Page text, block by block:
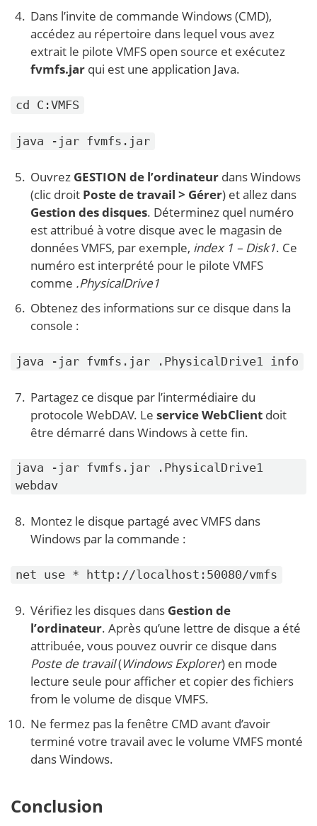
Dans l’invite de commande Windows (CMD),
accédez au répertoire dans lequel vous avez
extrait le pilote VMFS open source et exécutez
fvmfs.jar qui est une application Java.
cd C:VMFS
java -jar fvmfs.jar
Ouvrez GESTION de l’ordinateur dans Windows
(clic droit Poste de travail > Gérer) et allez dans
Gestion des disques. Déterminez quel numéro
est attribué à votre disque avec le magasin de
données VMFS, par exemple, index 1 – Disk1. Ce
numéro est interprété pour le pilote VMFS
comme .PhysicalDrive1
Obtenez des informations sur ce disque dans la
console :
java -jar fvmfs.jar .PhysicalDrive1 info
Partagez ce disque par l’intermédiaire du
protocole WebDAV. Le service WebClient doit
être démarré dans Windows à cette fin.
java -jar fvmfs.jar .PhysicalDrive1
webdav
Montez le disque partagé avec VMFS dans
Windows par la commande :
net use * http://localhost:50080/vmfs
Vérifiez les disques dans Gestion de
l’ordinateur. Après qu’une lettre de disque a été
attribuée, vous pouvez ouvrir ce disque dans
Poste de travail(Windows Explorer) en mode
lecture seule pour afficher et copier des fichiers
from le volume de disque VMFS.
Ne fermez pas la fenêtre CMD avant d’avoir
terminé votre travail avec le volume VMFS monté
dans Windows.
Conclusion